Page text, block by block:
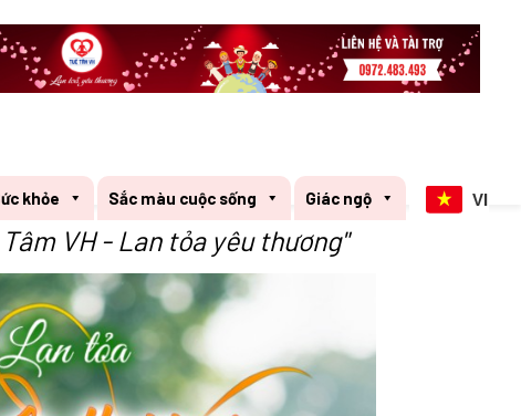
khỏe Sắc màu cuộc sống Giác ngộ VI
VH - Lan tỏa yêu thương"